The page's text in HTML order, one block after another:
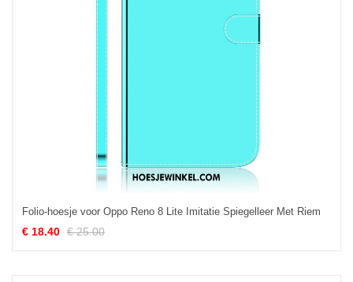
Folio-hoesje voor Oppo Reno 8 Lite Imitatie Spiegelleer Met Riem
€ 18.40 € 25.00